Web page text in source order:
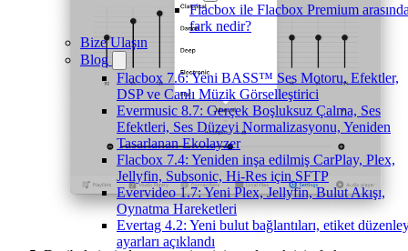
Flacbox ile Flacbox Premium
fark nedir?
Bize Ulaşın
Blog
Flacbox 7.6: Yeni BASS™ Ses Motoru, Efektler,
DSP ve Canlı Müzik Görselleştirici
Evermusic 8.7: Gerçek Boşluksuz Çalma, Ses
Efektleri, Ses Düzeyi Normalizasyonu, Yeniden
Tasarlanan Ekolayzer
Flacbox 7.4: Yeniden inşa edilmiş CarPlay, Plex,
Jellyfin, Subsonic, Hi-Res için SFTP
Evervideo 1.7: Yeni Plex, Jellyfin, Bulut Akışı,
Oynatma Hareketleri
Evertag 4.2: Yeni bulut bağlantıları, etiket
ayarları açıklandı